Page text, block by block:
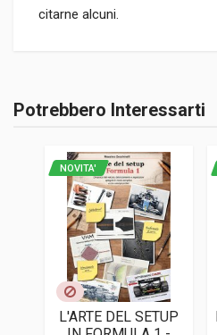
citarne alcuni.
Rilegato
9780692279083
Autosports Marketing Associ
LINGUA DEL TESTO
DATA DI STAMPA
Accedi o registrati
Potrebbero Interessarti
NOVITA'
L'ARTE DEL SETUP